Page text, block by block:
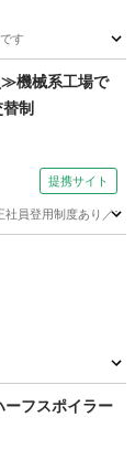
す
機械系工場で
制
提携サイト
社員登用制度あり
フスポイラー